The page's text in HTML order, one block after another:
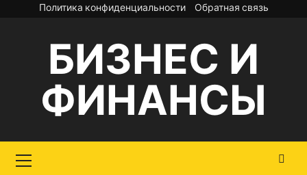
Перейти
содержимому
Политика конфиденциальности Обратная связь
БИЗНЕС И
ФИНАНСЫ
меню